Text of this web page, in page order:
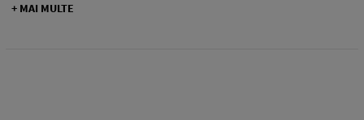
+ MAI MULTE